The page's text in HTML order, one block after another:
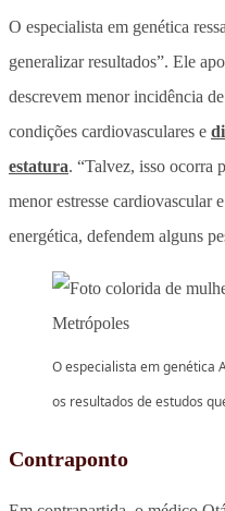
O especialista em genética
generalizar resultados”. Ele
descrevem menor incidência
condições cardiovasculares e
estatura. “Talvez, isso ocorra
menor estresse cardiovascular
energética, defendem alguns
O especialista em genética
os resultados de estudos
Contraponto